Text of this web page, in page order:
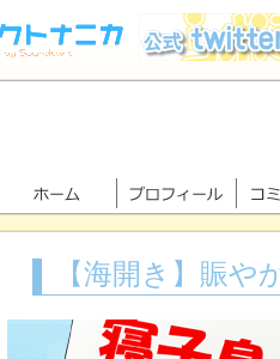
【海開き】賑や